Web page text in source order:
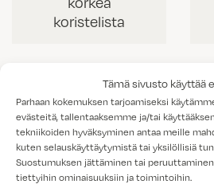
Tämä sivusto käyttää
Parhaan kokemuksen tarjoamiseksi
evästeitä, tallentaaksemme ja/tai
tekniikoiden hyväksyminen antaa meille
kuten selauskäyttäytymistä tai yksilöllisiä
Suostumuksen jättäminen tai
tiettyihin ominaisuuksiin ja toimintoihin.
koristelista